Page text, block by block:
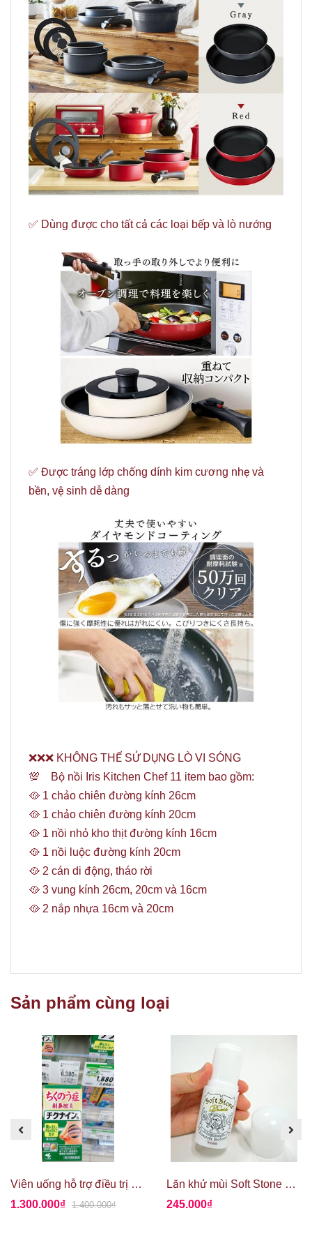
✅ Dùng được cho tất cả các loại bếp và lò nướng
✅ Được tráng lớp chống dính kim cương nhẹ và
bền, vệ sinh dễ dàng
❌❌❌ KHÔNG THỂ SỬ DỤNG LÒ VI SÓNG
💯 Bộ nồi Iris Kitchen Chef 11 item bao gồm:
🥘 1 chảo chiên đường kính 26cm
🥘 1 chảo chiên đường kính 20cm
🥘 1 nồi nhỏ kho thịt đường kính 16cm
🥘 1 nồi luộc đường kính 20cm
🥘 2 cán di động, tháo rời
🥘 3 vung kính 26cm, 20cm và 16cm
🥘 2 nắp nhựa 16cm và 20cm
Sản phẩm cùng loại
Viên uống hỗ trợ điều trị viêm xoang Kobayashi Chikunain 224 viên
1.300.000₫ 1.400.000₫
Lăn khử mùi Soft Stone đá khoáng 20gr Nhật Bản
245.000₫